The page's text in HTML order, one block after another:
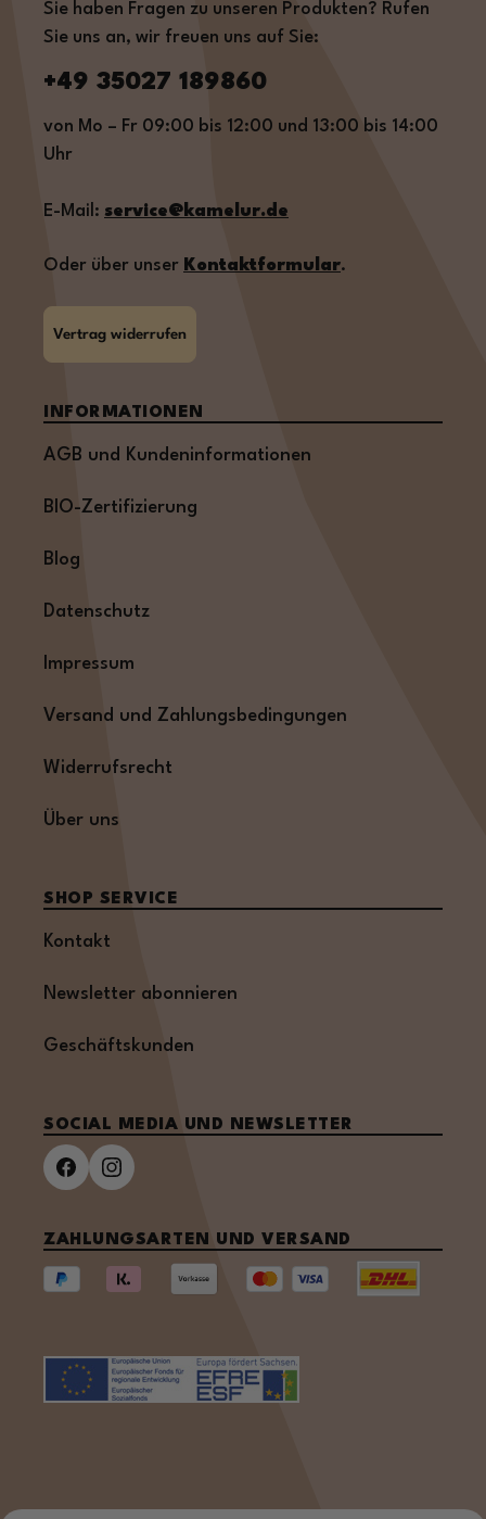
Sie haben Fragen zu unseren Produkten? Rufen
Sie uns an, wir freuen uns auf Sie:
+49 35027 189860
von Mo – Fr 09:00 bis 12:00 und 13:00 bis 14:00
Uhr
E-Mail: service@kamelur.de
Oder über unser Kontaktformular.
Vertrag widerrufen
INFORMATIONEN
AGB und Kundeninformationen
BIO-Zertifizierung
Blog
Datenschutz
Impressum
Versand und Zahlungsbedingungen
Widerrufsrecht
Über uns
SHOP SERVICE
Kontakt
Newsletter abonnieren
Geschäftskunden
SOCIAL MEDIA UND NEWSLETTER
ZAHLUNGSARTEN UND VERSAND